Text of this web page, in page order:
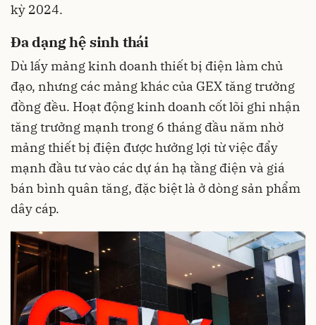
kỳ 2024.
Đa dạng hệ sinh thái
Dù lấy mảng kinh doanh thiết bị điện làm chủ
đạo, nhưng các mảng khác của GEX tăng trưởng
đồng đều. Hoạt động kinh doanh cốt lõi ghi nhận
tăng trưởng mạnh trong 6 tháng đầu năm nhờ
mảng thiết bị điện được hưởng lợi từ việc đẩy
mạnh đầu tư vào các dự án hạ tầng điện và giá
bán bình quân tăng, đặc biệt là ở dòng sản phẩm
dây cáp.